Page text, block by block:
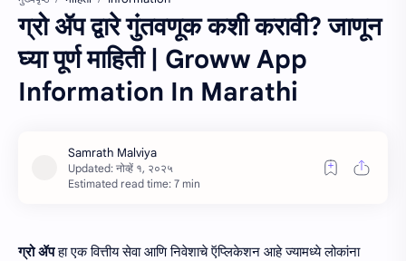
ग्रो ॲप द्वारे गुंतवणूक कशी करावी? जाणून
घ्या पूर्ण माहिती | Groww App
Information In Marathi
Estimated read time: 7 min
ग्रो ॲपहा एक वित्तीय सेवा आणि निवेशाचे ऍप्लिकेशन आहे ज्यामध्ये लोकांना